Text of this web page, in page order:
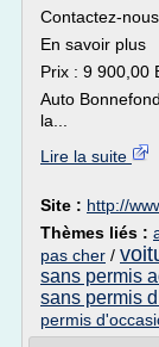
Contactez-
En savoir plus
Prix : 9 900,00
Auto
la...
Lire la suite
Site : http://
Thèmes liés :
pas cher /
sans permis
sans permis
permis